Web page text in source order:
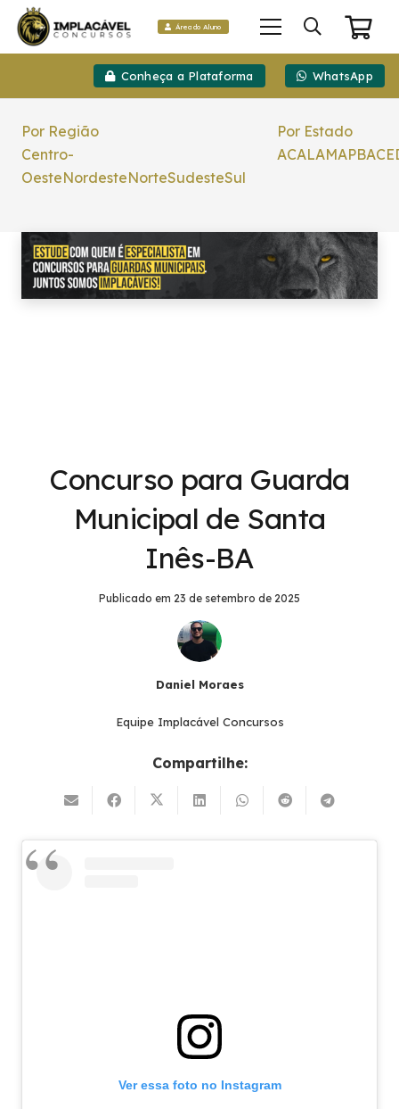
Área do Aluno
Conheça a Plataforma WhatsApp
Por Região
Centro-
OesteNordesteNorteSudesteSul
Por Estado
ACALAMAPBACE
Concurso para Guarda
Municipal de Santa
Inês-BA
Publicado em 23 de setembro de 2025
Daniel Moraes
Equipe Implacável Concursos
Compartilhe:
Ver essa foto no Instagram